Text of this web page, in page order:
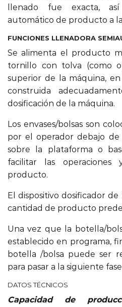
llenado fue exacta,
automático de producto a
FUNCIONES LLENADORA
Se alimenta el producto
tornillo con tolva (como
superior de la máquina,
construida
dosificación de la máquina.
Los envases/bolsas son
por el operador debajo de
sobre la plataforma o
facilitar las
producto.
El dispositivo dosificador
cantidad de producto
Una vez que la botella/
establecido en programa,
botella /bolsa puede ser
para pasar a la siguiente
DATOS TÉCNICOS
Capacidad de